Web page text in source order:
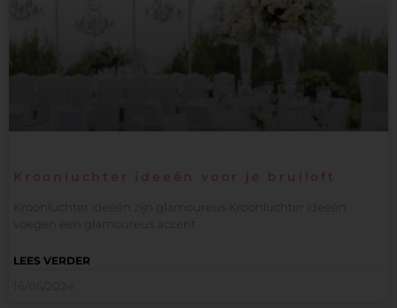
Kroonluchter ideeën voor je bruiloft
Kroonluchter ideeën zijn glamoureus Kroonluchter ideeën
voegen een glamoureus accent
LEES VERDER